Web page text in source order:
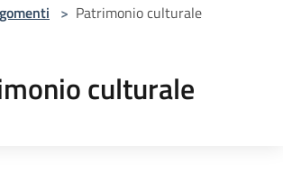
> Patrimonio culturale
culturale